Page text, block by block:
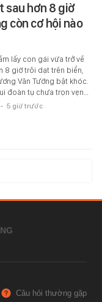
sau hơn 8 giờ
còn cơ hội nào
lấy con gái vừa trở về
8 giờ trôi dạt trên biển,
Văn Tường bật khóc.
đoàn tụ chưa trọn vẹn…
- 5 giờ trước
Câu hỏi thường gặp